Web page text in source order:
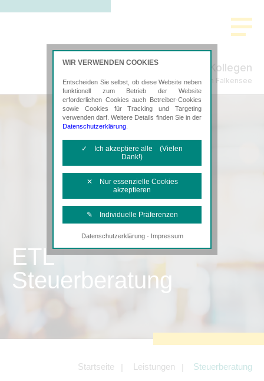
Splinter & Kollegen
Steuerberatung in Falkensee
ETL
Steuerberatung
Startseite Leistungen Steuerberatung
WIR VERWENDEN COOKIES
Entscheiden Sie selbst, ob diese Website neben
funktionell zum Betrieb der Website
erforderlichen Cookies auch Betreiber-Cookies
sowie Cookies für Tracking und Targeting
verwenden darf. Weitere Details finden Sie in der
Datenschutzerklärung
✓ Ich akzeptiere alle (Vielen
Dank!)
✕ Nur essenzielle Cookies
akzeptieren
✎ Individuelle Präferenzen
Notwendige Cookies
Diese Cookies sind erforderlich, um die
Tracking- und Targeting-Cookies
Angebotes einschließlich der
Angeboten von z.B. Facebook und
LinkedIn.
Datenschutzerklärung· Impressum